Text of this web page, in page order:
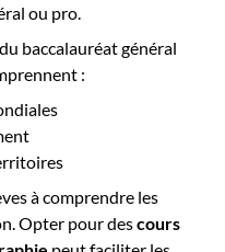
ou pro.
baccalauréat général
:
à comprendre les
Opter pour descours